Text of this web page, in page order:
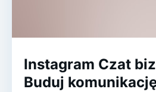
Instagram Czat
Buduj